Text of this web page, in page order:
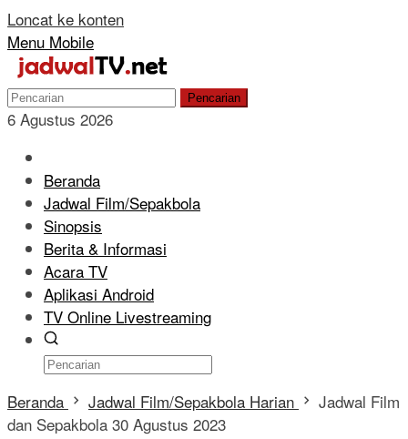
Loncat ke konten
Menu Mobile
Pencarian
6 Agustus 2026
Beranda
Jadwal Film/Sepakbola
Sinopsis
Berita & Informasi
Acara TV
Aplikasi Android
TV Online Livestreaming
Beranda Jadwal Film/Sepakbola Harian
Jadwal Film
dan Sepakbola 30 Agustus 2023